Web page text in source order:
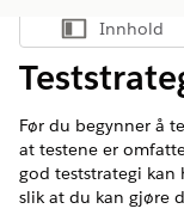
Vis
Innhold
Før du begynner å
at testene er
god teststrategi
slik at du kan gjøre